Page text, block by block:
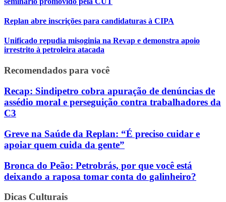
Replan abre inscrições para candidaturas à CIPA
Unificado repudia misoginia na Revap e demonstra apoio
irrestrito à petroleira atacada
Recomendados para você
Recap: Sindipetro cobra apuração de denúncias de
assédio moral e perseguição contra trabalhadores da
C3
Greve na Saúde da Replan: “É preciso cuidar e
apoiar quem cuida da gente”
Bronca do Peão: Petrobrás, por que você está
deixando a raposa tomar conta do galinheiro?
Dicas Culturais